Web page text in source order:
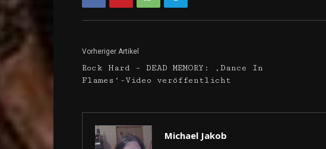
Vorheriger Artikel
Rock Hard – DEAD MEMORY: ‚Dance In
Flames‘-Video veröffentlicht
Michael Jakob